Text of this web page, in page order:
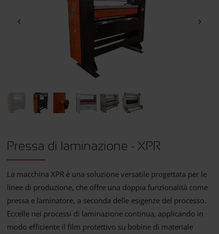
Pressa di laminazione - XPR
La macchina XPR è una soluzione versatile progettata per le
linee di produzione, che offre una doppia funzionalità come
pressa e laminatore, a seconda delle esigenze del processo.
Eccelle nei processi di laminazione continua, applicando in
modo efficiente il film protettivo su bobine di materiale